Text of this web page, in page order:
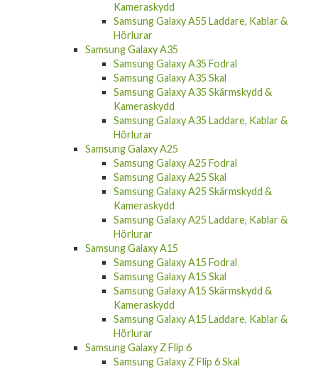
Kameraskydd
Samsung Galaxy A55 Laddare, Kablar &
Hörlurar
Samsung Galaxy A35
Samsung Galaxy A35 Fodral
Samsung Galaxy A35 Skal
Samsung Galaxy A35 Skärmskydd &
Kameraskydd
Samsung Galaxy A35 Laddare, Kablar &
Hörlurar
Samsung Galaxy A25
Samsung Galaxy A25 Fodral
Samsung Galaxy A25 Skal
Samsung Galaxy A25 Skärmskydd &
Kameraskydd
Samsung Galaxy A25 Laddare, Kablar &
Hörlurar
Samsung Galaxy A15
Samsung Galaxy A15 Fodral
Samsung Galaxy A15 Skal
Samsung Galaxy A15 Skärmskydd &
Kameraskydd
Samsung Galaxy A15 Laddare, Kablar &
Hörlurar
Samsung Galaxy Z Flip 6
Samsung Galaxy Z Flip 6 Skal